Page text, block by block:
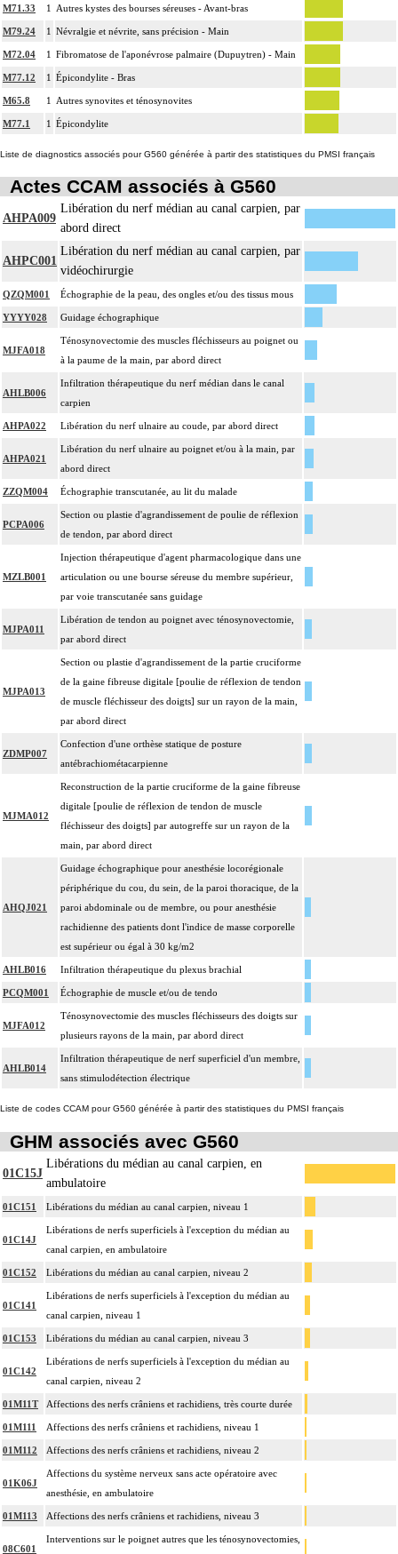
M71.33 1 Autres kystes des bourses séreuses - Avant-bras
M79.24 1 Névralgie et névrite, sans précision - Main
M72.04 1 Fibromatose de l'aponévrose palmaire (Dupuytren) - Main
M77.12 1 Épicondylite - Bras
M65.8 1 Autres synovites et ténosynovites
M77.1 1 Épicondylite
Liste de diagnostics associés pour G560 générée à partir des statistiques du PMSI français
Actes CCAM associés à G560
AHPA009
Libération du nerf médian au canal carpien, par
abord direct
AHPC001
Libération du nerf médian au canal carpien, par
vidéochirurgie
QZQM001 Échographie de la peau, des ongles et/ou des tissus mous
YYYY028 Guidage échographique
MJFA018
Ténosynovectomie des muscles fléchisseurs au poignet ou
à la paume de la main, par abord direct
AHLB006
Infiltration thérapeutique du nerf médian dans le canal
carpien
AHPA022 Libération du nerf ulnaire au coude, par abord direct
AHPA021
Libération du nerf ulnaire au poignet et/ou à la main, par
abord direct
ZZQM004 Échographie transcutanée, au lit du malade
PCPA006
Section ou plastie d'agrandissement de poulie de réflexion
de tendon, par abord direct
MZLB001
Injection thérapeutique d'agent pharmacologique dans une
articulation ou une bourse séreuse du membre supérieur,
par voie transcutanée sans guidage
MJPA011
Libération de tendon au poignet avec ténosynovectomie,
par abord direct
MJPA013
Section ou plastie d'agrandissement de la partie cruciforme
de la gaine fibreuse digitale [poulie de réflexion de tendon
de muscle fléchisseur des doigts] sur un rayon de la main,
par abord direct
ZDMP007
Confection d'une orthèse statique de posture
antébrachiométacarpienne
MJMA012
Reconstruction de la partie cruciforme de la gaine fibreuse
digitale [poulie de réflexion de tendon de muscle
fléchisseur des doigts] par autogreffe sur un rayon de la
main, par abord direct
AHQJ021
Guidage échographique pour anesthésie locorégionale
périphérique du cou, du sein, de la paroi thoracique, de la
paroi abdominale ou de membre, ou pour anesthésie
rachidienne des patients dont l'indice de masse corporelle
est supérieur ou égal à 30 kg/m2
AHLB016 Infiltration thérapeutique du plexus brachial
PCQM001 Échographie de muscle et/ou de tendo
MJFA012
Ténosynovectomie des muscles fléchisseurs des doigts sur
plusieurs rayons de la main, par abord direct
AHLB014
Infiltration thérapeutique de nerf superficiel d'un membre,
sans stimulodétection électrique
Liste de codes CCAM pour G560 générée à partir des statistiques du PMSI français
GHM associés avec G560
01C15J
Libérations du médian au canal carpien, en
ambulatoire
01C151 Libérations du médian au canal carpien, niveau 1
01C14J
Libérations de nerfs superficiels à l'exception du médian au
canal carpien, en ambulatoire
01C152 Libérations du médian au canal carpien, niveau 2
01C141
Libérations de nerfs superficiels à l'exception du médian au
canal carpien, niveau 1
01C153 Libérations du médian au canal carpien, niveau 3
01C142
Libérations de nerfs superficiels à l'exception du médian au
canal carpien, niveau 2
01M11T Affections des nerfs crâniens et rachidiens, très courte durée
01M111 Affections des nerfs crâniens et rachidiens, niveau 1
01M112 Affections des nerfs crâniens et rachidiens, niveau 2
01K06J
Affections du système nerveux sans acte opératoire avec
anesthésie, en ambulatoire
01M113 Affections des nerfs crâniens et rachidiens, niveau 3
08C601
Interventions sur le poignet autres que les ténosynovectomies,